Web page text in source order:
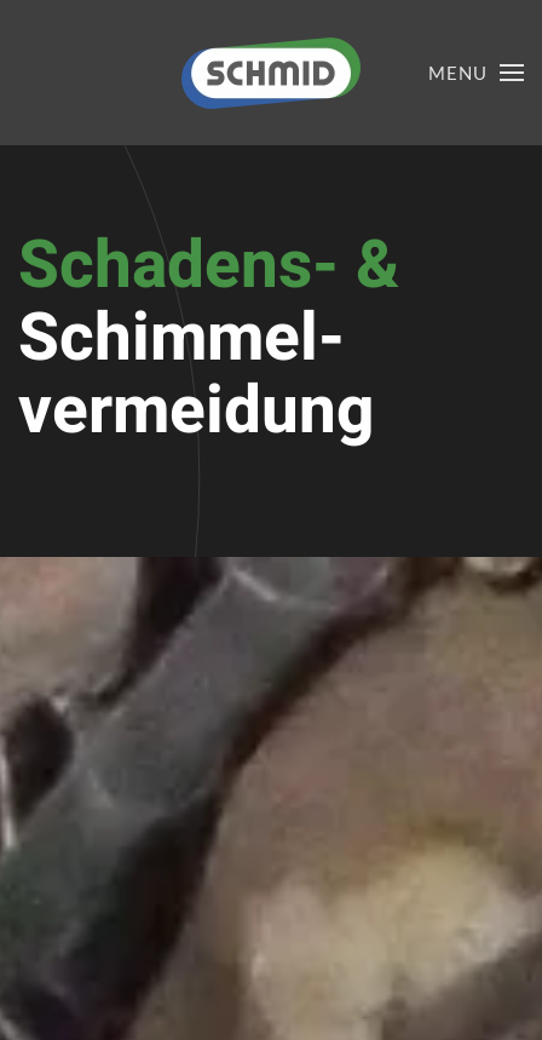
MENU
Schadens- &
Schimmel-
vermeidung